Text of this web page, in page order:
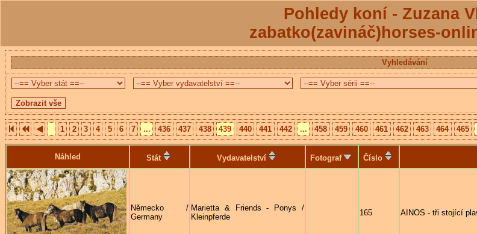
Pohledy koní - Zuzana
zabatko(zavináč)horses-
Vyhledávání
1 2 3 4 5 6 7 ... 436 437 438 439 440 441 442 ... 458 459 460 461 462 463 464 465
Náhled Stát Vydavatelství Fotograf Číslo
Německo /
Germany
Marietta & Friends - Ponys /
Kleinpferde
165 AINOS - tři stojící